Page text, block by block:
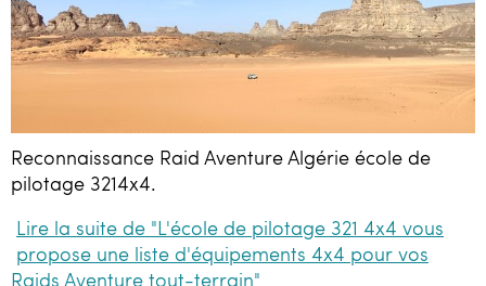
Reconnaissance Raid Aventure Algérie école de
pilotage 3214x4.
Lire la suite de "L'école de pilotage 321 4x4 vous
propose une liste d'équipements 4x4 pour vos
Raids Aventure tout-terrain"